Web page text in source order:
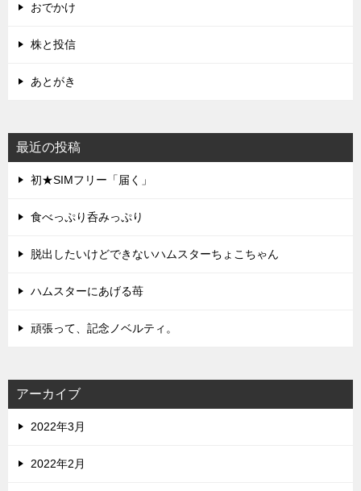
おでかけ
株と投信
あとがき
最近の投稿
初★SIMフリー「届く」
食べっぷり呑みっぷり
脱出したいけどできないハムスターちょこちゃん
ハムスターにあげる苺
頑張って、記念ノベルティ。
アーカイブ
2022年3月
2022年2月